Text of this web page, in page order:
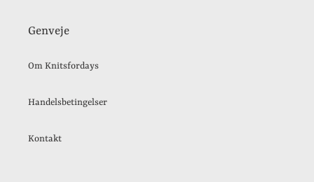
Genveje
Om Knitsfordays
Handelsbetingelser
Kontakt